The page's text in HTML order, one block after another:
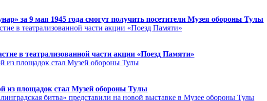
за 9 мая 1945 года смогут получить посетители Музея обороны Тулы
в театрализованной части акции «Поезд Памяти»
из площадок стал Музей обороны Тулы